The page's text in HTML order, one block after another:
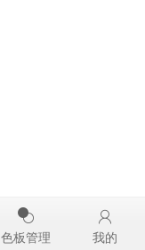
色板管理 我的